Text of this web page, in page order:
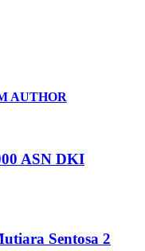
AUTHOR
ASN DKI
Sentosa 2